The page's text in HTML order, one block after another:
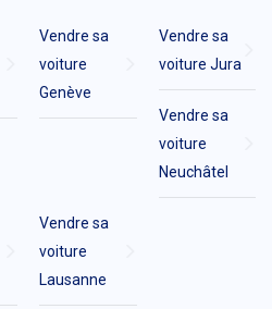
Vendre sa
voiture
Genève
Vendre sa
voiture Jura
Vendre sa
voiture
Neuchâtel
Vendre sa
voiture
Lausanne